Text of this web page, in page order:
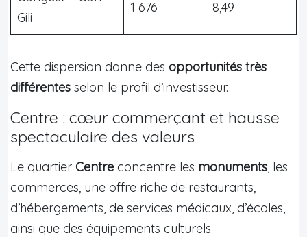
Gili
1 676 8,49
Cette dispersion donne des opportunités très
différentes selon le profil d’investisseur.
Centre : cœur commerçant et hausse
spectaculaire des valeurs
Le quartier Centre concentre les monuments, les
commerces, une offre riche de restaurants,
d’hébergements, de services médicaux, d’écoles,
ainsi que des équipements culturels